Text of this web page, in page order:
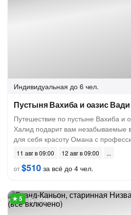
Индивидуальная до 6 чел.
Пустыня Вахиба и оазис
Путешествие по пустыне Вахиба и
Халид подарит вам незабываемые
для себя красоту Омана с
11 авг в 09:00
12 авг в 09:00
от$510 за всё до 4 чел.
12 отзывов